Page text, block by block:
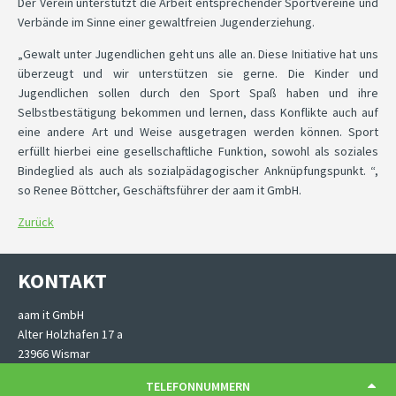
Verbände im Sinne einer gewaltfreien Jugenderziehung.
„Gewalt unter Jugendlichen geht uns alle an. Diese Initiative hat uns
überzeugt und wir unterstützen sie gerne. Die Kinder und
Jugendlichen sollen durch den Sport Spaß haben und ihre
Selbstbestätigung bekommen und lernen, dass Konflikte auch auf
eine andere Art und Weise ausgetragen werden können. Sport
erfüllt hierbei eine gesellschaftliche Funktion, sowohl als soziales
Bindeglied als auch als sozialpädagogischer Anknüpfungspunkt. “,
so Renee Böttcher, Geschäftsführer der aam it GmbH.
Zurück
KONTAKT
aam it GmbH
Alter Holzhafen 17 a
23966 Wismar
TELEFONNUMMERN